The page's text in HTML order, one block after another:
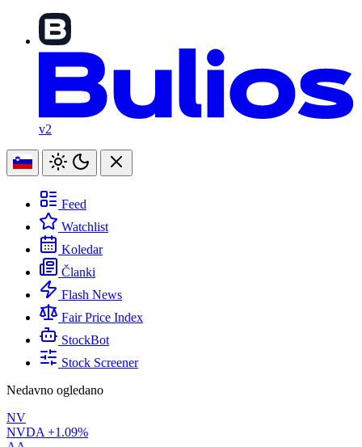
v2
Feed
Watchlist
Koledar
Članki
Flash News
Fair Price Index
StockBot
Stock Screener
Nedavno ogledano
NV
NVDA +1.09%